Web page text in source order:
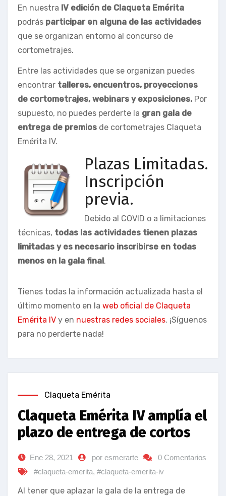
En nuestra IV edición de Claqueta Emérita
podrás participar en alguna de las actividades
que se organizan entorno al concurso de
cortometrajes.
Entre las actividades que se organizan puedes
encontrar talleres, encuentros, proyecciones
de cortometrajes, webinars y exposiciones. Por
supuesto, no puedes perderte la gran gala de
entrega de premios de cortometrajes Claqueta
Emérita IV.
Plazas Limitadas.
Inscripción
previa.
Debido al COVID o a limitaciones
técnicas, todas las actividades tienen plazas
limitadas y es necesario inscribirse en todas
menos en la gala final.
Tienes todas la información actualizada hasta el
último momento en la web oficial de Claqueta
Emérita IV y en nuestras redes sociales. ¡Síguenos
para no perderte nada!
Claqueta Emérita
Claqueta Emérita IV amplía el
plazo de entrega de cortos
Ene 28, 2021 por esmerarte
0 Comentarios
#claqueta-emerita, #claqueta-emerita-iv
Al tener que aplazar la gala de la entrega de